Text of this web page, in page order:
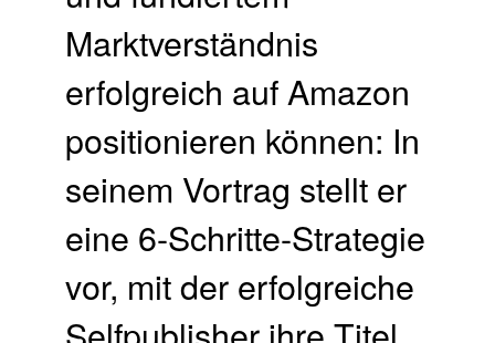
Marktverständnis
erfolgreich auf Amazon
positionieren können: In
seinem Vortrag stellt er
eine 6-Schritte-Strategie
vor, mit der erfolgreiche